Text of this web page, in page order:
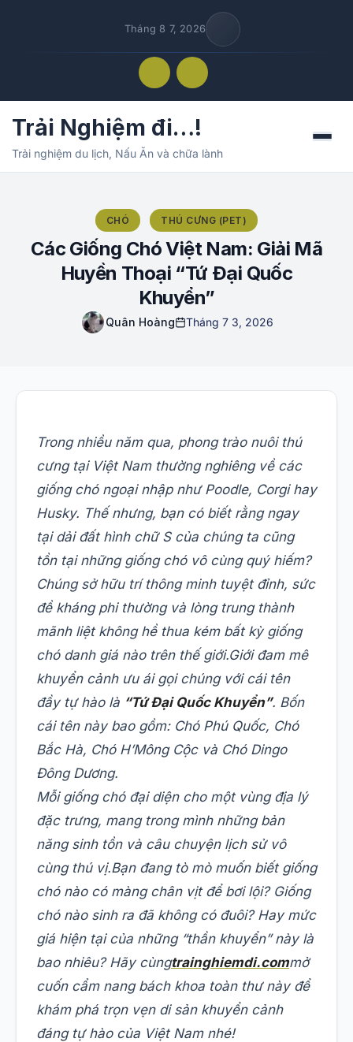
Tháng 8 7, 2026
Trải Nghiệm đi…!
Trải nghiệm du lịch, Nấu Ăn và chữa lành
Menu
CHÓ THÚ CƯNG (PET)
Các Giống Chó Việt Nam: Giải Mã
Huyền Thoại “Tứ Đại Quốc
Khuyển”
Quân Hoàng Tháng 7 3, 2026
Trong nhiều năm qua, phong trào nuôi thú
cưng tại Việt Nam thường nghiêng về các
giống chó ngoại nhập như Poodle, Corgi hay
Husky. Thế nhưng, bạn có biết rằng ngay
tại dải đất hình chữ S của chúng ta cũng
tồn tại những giống chó vô cùng quý hiếm?
Chúng sở hữu trí thông minh tuyệt đỉnh, sức
đề kháng phi thường và lòng trung thành
mãnh liệt không hề thua kém bất kỳ giống
chó danh giá nào trên thế giới.Giới đam mê
khuyển cảnh ưu ái gọi chúng với cái tên
đầy tự hào là “Tứ Đại Quốc Khuyển”. Bốn
cái tên này bao gồm: Chó Phú Quốc, Chó
Bắc Hà, Chó H’Mông Cộc và Chó Dingo
Đông Dương.
Mỗi giống chó đại diện cho một vùng địa lý
đặc trưng, mang trong mình những bản
năng sinh tồn và câu chuyện lịch sử vô
cùng thú vị.Bạn đang tò mò muốn biết giống
chó nào có màng chân vịt để bơi lội? Giống
chó nào sinh ra đã không có đuôi? Hay mức
giá hiện tại của những “thần khuyển” này là
bao nhiêu? Hãy cùngtrainghiemdi.commở
cuốn cẩm nang bách khoa toàn thư này để
khám phá trọn vẹn di sản khuyển cảnh
đáng tự hào của Việt Nam nhé!